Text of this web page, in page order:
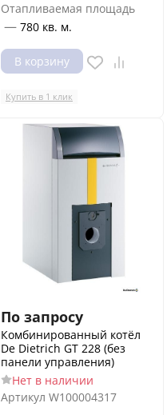
Отапливаемая площадь
— 780 кв. м.
В корзину
Купить в 1 клик
По запросу
Комбинированный котёл
De Dietrich GT 228 (без
панели управления)
Нет в наличии
Артикул W100004317